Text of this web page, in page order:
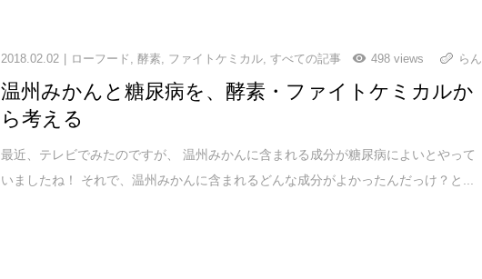
2018.02.02 ローフード ,酵素 ファイトケミカル ,すべての記事 498 views らん
温州みかんと糖尿病を、酵素・ファイトケミカルか
ら考える
最近、テレビでみたのですが、 温州みかんに含まれる成分が糖尿病によいとやって
いましたね！ それで、温州みかんに含まれるどんな成分がよかったんだっけ？と...